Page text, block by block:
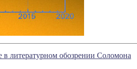
литературном обозрении Соломона